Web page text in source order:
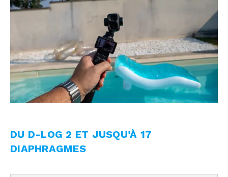
DU D-LOG 2 ET JUSQU’À 17
DIAPHRAGMES